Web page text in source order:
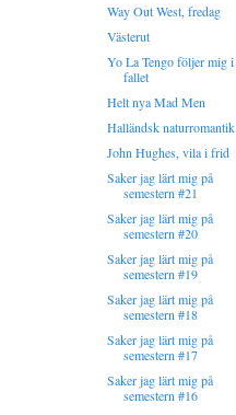
Way Out West, fredag
Västerut
Yo La Tengo följer mig i
fallet
Helt nya Mad Men
Halländsk naturromantik
John Hughes, vila i frid
Saker jag lärt mig på
semestern #21
Saker jag lärt mig på
semestern #20
Saker jag lärt mig på
semestern #19
Saker jag lärt mig på
semestern #18
Saker jag lärt mig på
semestern #17
Saker jag lärt mig på
semestern #16